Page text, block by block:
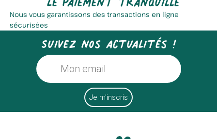
Nous vous garantissons des transactions en ligne
sécurisées
Suivez nos actualités !